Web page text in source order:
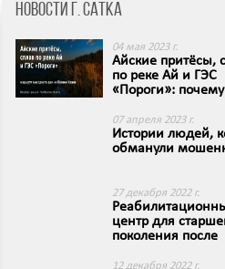
Новости г. Сатка
04 мая 2023 г.
Айские притёсы,
по реке Ай и ГЭС
«Пороги»: почему
07 апреля 2023 г.
Истории людей,
обманули
27 декабря 2022 г.
центр для
поколения после
12 декабря 2022 г.